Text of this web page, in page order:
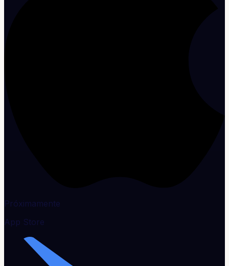
Próximamente
App Store